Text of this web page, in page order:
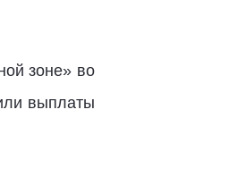
зоне» во
выплаты